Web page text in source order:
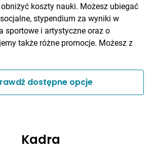
koszty nauki. Możesz ubiegać
stypendium za wyniki w
sportowe i artystyczne oraz o
także różne promocje. Możesz z
dostępne opcje
Kadra